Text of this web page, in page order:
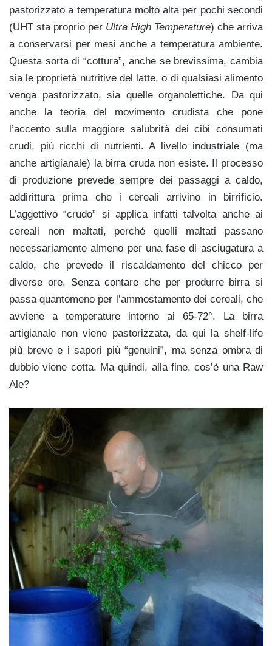
pastorizzato a temperatura molto alta per pochi secondi
(UHT sta proprio per Ultra High Temperature) che arriva
a conservarsi per mesi anche a temperatura ambiente.
Questa sorta di “cottura”, anche se brevissima, cambia
sia le proprietà nutritive del latte, o di qualsiasi alimento
venga pastorizzato, sia quelle organolettiche. Da qui
anche la teoria del movimento crudista che pone
l’accento sulla maggiore salubrità dei cibi consumati
crudi, più ricchi di nutrienti. A livello industriale (ma
anche artigianale) la birra cruda non esiste. Il processo
di produzione prevede sempre dei passaggi a caldo,
addirittura prima che i cereali arrivino in birrificio.
L’aggettivo “crudo” si applica infatti talvolta anche ai
cereali non maltati, perché quelli maltati passano
necessariamente almeno per una fase di asciugatura a
caldo, che prevede il riscaldamento del chicco per
diverse ore. Senza contare che per produrre birra si
passa quantomeno per l’ammostamento dei cereali, che
avviene a temperature intorno ai 65-72°. La birra
artigianale non viene pastorizzata, da qui la shelf-life
più breve e i sapori più “genuini”, ma senza ombra di
dubbio viene cotta. Ma quindi, alla fine, cos’è una Raw
Ale?